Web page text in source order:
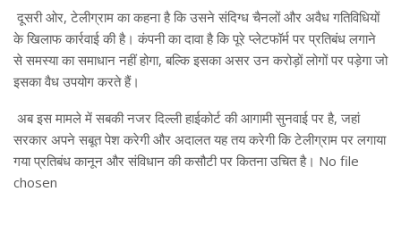
दूसरी ओर, टेलीग्राम का कहना है कि उसने संदिग्ध चैनलों और अवैध गतिविधियों
के खिलाफ कार्रवाई की है। कंपनी का दावा है कि पूरे प्लेटफॉर्म पर प्रतिबंध लगाने
से समस्या का समाधान नहीं होगा, बल्कि इसका असर उन करोड़ों लोगों पर पड़ेगा जो
इसका वैध उपयोग करते हैं।
अब इस मामले में सबकी नजर दिल्ली हाईकोर्ट की आगामी सुनवाई पर है, जहां
सरकार अपने सबूत पेश करेगी और अदालत यह तय करेगी कि टेलीग्राम पर लगाया
गया प्रतिबंध कानून और संविधान की कसौटी पर कितना उचित है। No file
chosen